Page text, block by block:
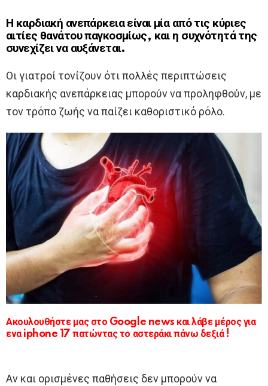
Η καρδιακή ανεπάρκεια είναι μία από τις κύριες
αιτίες θανάτου παγκοσμίως, και η συχνότητά της
συνεχίζει να αυξάνεται.
Οι γιατροί τονίζουν ότι πολλές περιπτώσεις
καρδιακής ανεπάρκειας μπορούν να προληφθούν, με
τον τρόπο ζωής να παίζει καθοριστικό ρόλο.
Ακουλουθήστε μας στο Google news και λάβε μέρος για
ενα iphone 17 πατώντας το αστεράκι πάνω δεξιά !
Αν και ορισμένες παθήσεις δεν μπορούν να